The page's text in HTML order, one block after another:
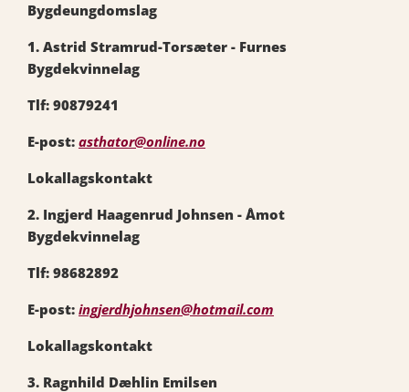
Bygdeungdomslag
1. Astrid Stramrud-Torsæter - Furnes
Bygdekvinnelag
Tlf: 90879241
E-post: asthator@online.no
Lokallagskontakt
2. Ingjerd Haagenrud Johnsen - Åmot
Bygdekvinnelag
Tlf: 98682892
E-post: ingjerdhjohnsen@hotmail.com
Lokallagskontakt
3. Ragnhild Dæhlin Emilsen